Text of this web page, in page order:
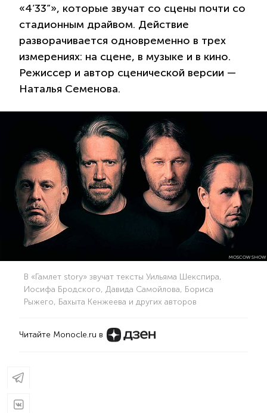
«4’33”», которые звучат со сцены почти со
стадионным драйвом. Действие
разворачивается одновременно в трех
измерениях: на сцене, в музыке и в кино.
Режиссер и автор сценической версии —
Наталья Семенова.
MOSCOW SHOW
В «Гамлет story» звучат тексты Уильяма Шекспира,
Иосифа Бродского, Давида Самойлова, Бориса
Рыжего, Бахыта Кенжеева и других авторов
Читайте Monocle.ru в